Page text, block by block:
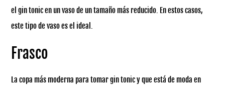
el gin tonic en un vaso de un tamaño más reducido. En estos casos,
este tipo de vaso es el ideal.
Frasco
La copa más moderna para tomar gin tonic y que está de moda en